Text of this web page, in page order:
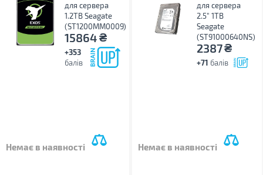
для сервера
1.2TB Seagate
(ST1200MM0009)
15864₴
+353
балів
Немає в наявності
для сервера
2.5" 1TB
Seagate
(ST91000640NS)
2387₴
+71 балів
Немає в наявності